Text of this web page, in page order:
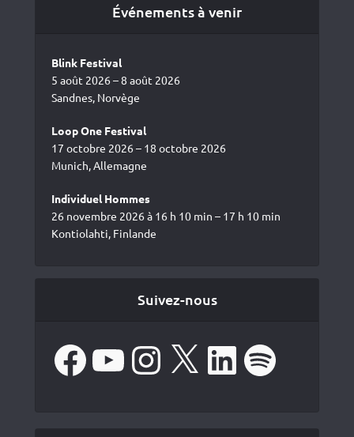
Événements à venir
Blink Festival
5 août 2026 – 8 août 2026
Sandnes, Norvège
Loop One Festival
17 octobre 2026 – 18 octobre 2026
Munich, Allemagne
Individuel Hommes
26 novembre 2026 à 16 h 10 min – 17 h 10 min
Kontiolahti, Finlande
Suivez-nous
FacebookYouTube Instagram LinkedIn Spotify